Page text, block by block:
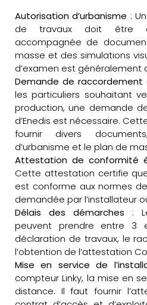
Autorisation d’urbanisme :
de travaux doit être
accompagnée de
masse et des simulations
d’examen est généralement
Demande de raccordement
les particuliers souhaitant
production, une demande
d’Enedis est nécessaire.
fournir divers
d’urbanisme et le plan de
Attestation de conformité
Cette attestation certifie
est conforme aux normes
demandée par l’installateur
Délais des démarches :
peuvent prendre entre 3
déclaration de travaux, le
l’obtention de l’attestation
Mise en service de
compteur Linky, la mise en
distance. Il faut fournir